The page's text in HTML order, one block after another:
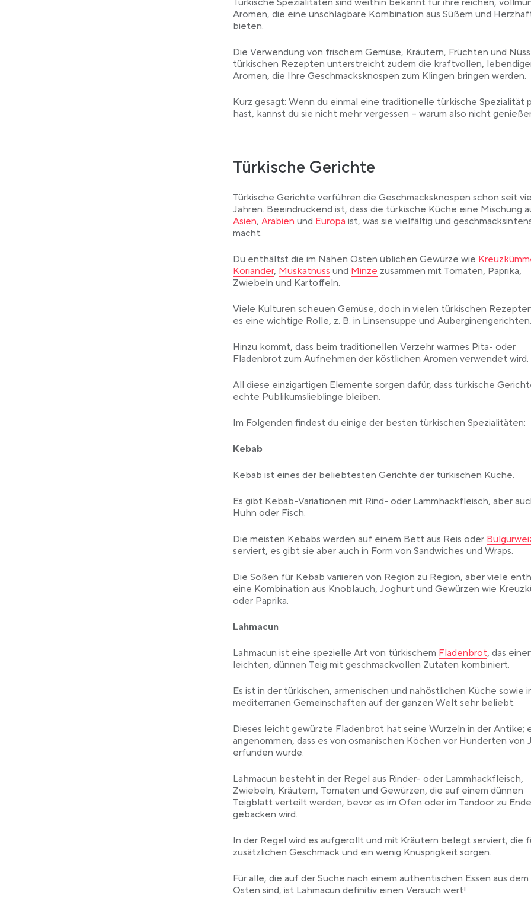
Aromen, die eine unschlagbare Kombination aus Süßem und
bieten.
Die Verwendung von frischem Gemüse, Kräutern, Früchten und
türkischen Rezepten unterstreicht zudem die kraftvollen,
Aromen, die Ihre Geschmacksknospen zum Klingen bringen werden.
Kurz gesagt: Wenn du einmal eine traditionelle türkische Spezialität
hast, kannst du sie nicht mehr vergessen – warum also nicht
Türkische Gerichte
Türkische Gerichte verführen die Geschmacksknospen schon seit
Jahren. Beeindruckend ist, dass die türkische Küche eine Mischung
Asien, Link opens in a new tab
Arabien und Link opens in a new tab
Europa ist, was sie vielfältig und
macht.
Du enthältst die im Nahen Osten üblichen Gewürze wie Link opens
Koriander, Link opens in a new tab
Muskatnuss und Link opens in a new tab
Minze zusammen mit Tomaten, Paprika,
Zwiebeln und Kartoffeln.
Viele Kulturen scheuen Gemüse, doch in vielen türkischen
es eine wichtige Rolle, z. B. in Linsensuppe und Auberginengerichten.
Hinzu kommt, dass beim traditionellen Verzehr warmes Pita- oder
Fladenbrot zum Aufnehmen der köstlichen Aromen verwendet wird.
All diese einzigartigen Elemente sorgen dafür, dass türkische
echte Publikumslieblinge bleiben.
Im Folgenden findest du einige der besten türkischen Spezialitäten:
Kebab
Kebab ist eines der beliebtesten Gerichte der türkischen Küche.
Es gibt Kebab-Variationen mit Rind- oder Lammhackfleisch, aber
Huhn oder Fisch.
Die meisten Kebabs werden auf einem Bett aus Reis oder Link
serviert, es gibt sie aber auch in Form von Sandwiches und Wraps.
Die Soßen für Kebab variieren von Region zu Region, aber viele
eine Kombination aus Knoblauch, Joghurt und Gewürzen wie
oder Paprika.
Lahmacun
Lahmacun ist eine spezielle Art von türkischem Link opens in a new
Fladenbrot, das
leichten, dünnen Teig mit geschmackvollen Zutaten kombiniert.
Es ist in der türkischen, armenischen und nahöstlichen Küche sowie
mediterranen Gemeinschaften auf der ganzen Welt sehr beliebt.
Dieses leicht gewürzte Fladenbrot hat seine Wurzeln in der Antike;
angenommen, dass es von osmanischen Köchen vor Hunderten von
erfunden wurde.
Lahmacun besteht in der Regel aus Rinder- oder Lammhackfleisch,
Zwiebeln, Kräutern, Tomaten und Gewürzen, die auf einem dünnen
Teigblatt verteilt werden, bevor es im Ofen oder im Tandoor zu Ende
gebacken wird.
In der Regel wird es aufgerollt und mit Kräutern belegt serviert, die
zusätzlichen Geschmack und ein wenig Knusprigkeit sorgen.
Für alle, die auf der Suche nach einem authentischen Essen aus
Osten sind, ist Lahmacun definitiv einen Versuch wert!